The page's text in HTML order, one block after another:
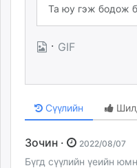
· GIF
Сүүлийн
Зочин · 2022/08/07
Бүгд сүүлийн үеийн